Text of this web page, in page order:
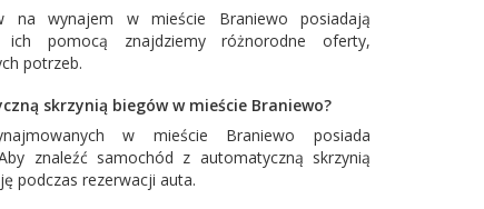
na wynajem w mieście Braniewo posiadają
ich pomocą znajdziemy różnorodne oferty,
potrzeb.
skrzynią biegów w mieście Braniewo?
w mieście Braniewo posiada
znaleźć samochód z automatyczną skrzynią
podczas rezerwacji auta.